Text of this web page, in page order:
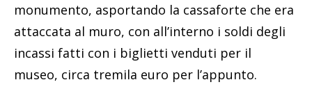
monumento, asportando la cassaforte che era
attaccata al muro, con all’interno i soldi degli
incassi fatti con i biglietti venduti per il
museo, circa tremila euro per l’appunto.